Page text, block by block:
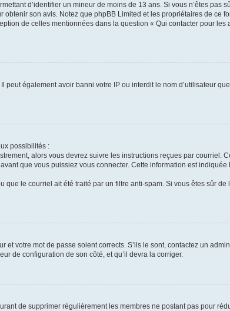
d’identifier un mineur de moins de 13 ans. Si vous n’êtes pas
son avis. Notez que phpBB Limited et les propriétaires de ce
de celles mentionnées dans la question « Qui contacter pour
peut également avoir banni votre IP ou interdit le nom d’utilisateur
possibilités :
alors vous devrez suivre les instructions reçues par courriel.
que vous puissiez vous connecter. Cette information est indiquée
le courriel ait été traité par un filtre anti-spam. Si vous êtes sûr de
votre mot de passe soient corrects. S’ils le sont, contactez un
de configuration de son côté, et qu’il devra la corriger.
de supprimer régulièrement les membres ne postant pas pour